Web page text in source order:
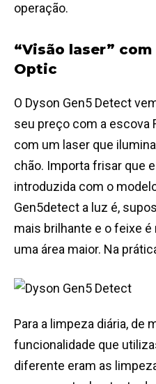
operação.
“Visão laser”
Optic
O Dyson Gen5 Detect
seu preço com a escova
com um laser que
chão. Importa frisar que
introduzida com o
Gen5detect a luz é,
mais brilhante e o feixe
uma área maior. Na
Para a limpeza diária, de
funcionalidade que
diferente eram as